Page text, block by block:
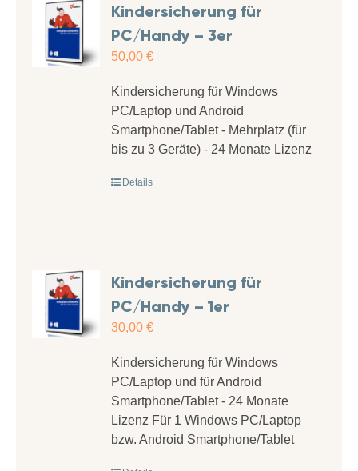
Kindersicherung für
PC/Handy – 3er
50,00€
Kindersicherung für Windows
PC/Laptop und Android
Smartphone/Tablet - Mehrplatz (für
bis zu 3 Geräte) - 24 Monate Lizenz
Details
Kindersicherung für
PC/Handy – 1er
30,00€
Kindersicherung für Windows
PC/Laptop und für Android
Smartphone/Tablet - 24 Monate
Lizenz Für 1 Windows PC/Laptop
bzw. Android Smartphone/Tablet